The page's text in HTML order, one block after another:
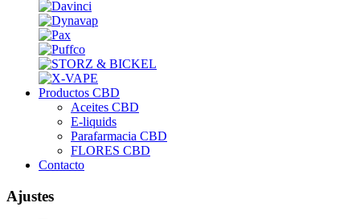
Productos CBD
Aceites CBD
E-liquids
Parafarmacia CBD
FLORES CBD
Contacto
Ajustes